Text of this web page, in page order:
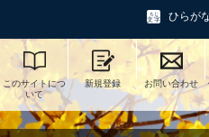
ひらが
このサイトにつ
いて
新規登録 お問い合わせ